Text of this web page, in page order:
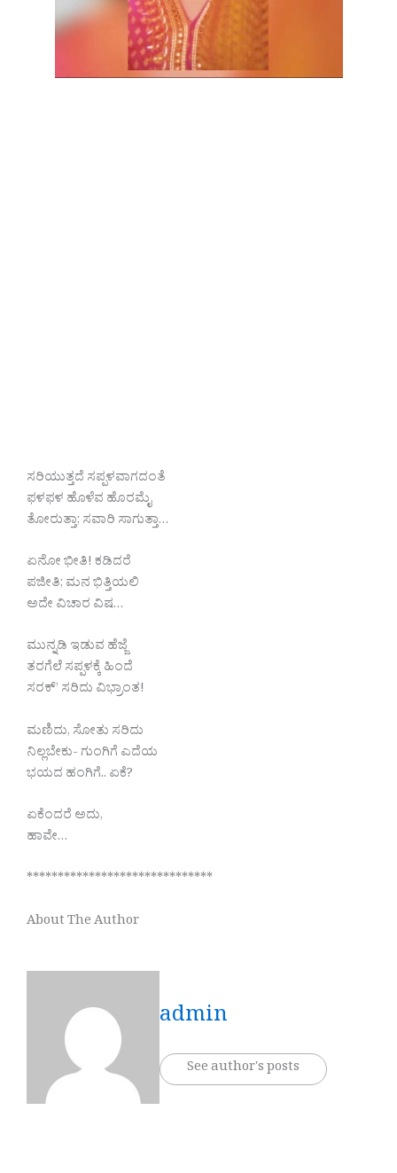
ಸರಿಯುತ್ತದೆ ಸಪ್ಪಳವಾಗದಂತೆ
ಫಳಫಳ ಹೊಳೆವ ಹೊರಮೈ
ತೋರುತ್ತಾ; ಸವಾರಿ ಸಾಗುತ್ತಾ…
ಏನೋ ಭೀತಿ! ಕಡಿದರೆ
ಪಜೀತಿ; ಮನ ಭಿತ್ತಿಯಲಿ
ಅದೇ ವಿಚಾರ ವಿಷ…
ಮುನ್ನಡಿ ಇಡುವ ಹೆಜ್ಜೆ
ತರಗೆಲೆ ಸಪ್ಪಳಕ್ಕೆ ಹಿಂದೆ
ಸರಕ್’ ಸರಿದು ವಿಭ್ರಾಂತ!
ಮಣಿದು, ಸೋತು ಸರಿದು
ನಿಲ್ಲಬೇಕು- ಗುಂಗಿಗೆ ಎದೆಯ
ಭಯದ ಹಂಗಿಗೆ.. ಏಕೆ?
ಏಕೆಂದರೆ ಅದು,
ಹಾವೇ…
******************************
About The Author
admin
See author's posts